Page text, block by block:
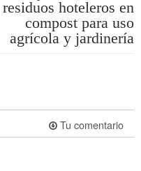
residuos hoteleros en
compost para uso
agrícola y jardinería
Tu comentario